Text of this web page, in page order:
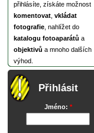
přihlásíte, získáte možnost
komentovat vkládat
fotografie , nahlížet do
katalogu fotoaparátů a
objektivů a mnoho dalších
výhod.
Přihlásit
Jméno: *